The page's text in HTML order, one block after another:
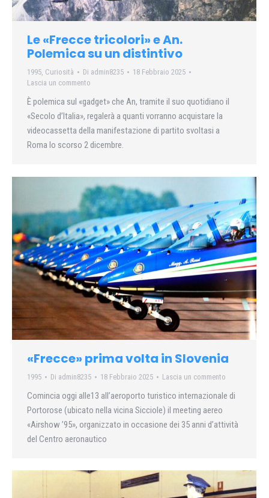
Le «Frecce tricolori» e An.
Polemica su un distintivo
1995, Curiosità Di admin8235
18 Febbraio 2025
Lascia un commento
È polemica sul «gadget» che An, tramite il suo quotidiano il
«Secolo d’Italia», regalerà a quanti vorranno acquistare la
videocassetta della manifestazione di partito svoltasi a
Roma lo scorso 2 dicembre.
«Frecce» prima volta in Slovenia
1995 Di admin8235 18 Febbraio 2025 Lascia un commento
Comincia oggi alle13 all’aeroporto turistico internazionale di
Portorose (ubicato nella vicina Sicciole) il meeting aereo
«Airshow ’95», organizzato in occasione dei 35 anni d’attività
del Centro aeronautico